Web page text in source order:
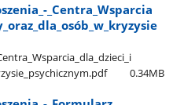
​_Centra​_Wsparcia​
0.34MB